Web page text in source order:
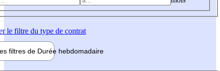
le filtre du type de contrat
filtres de Durée hebdomadaire